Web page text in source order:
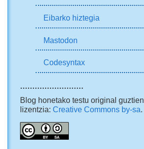
Eibarko hiztegia
Mastodon
Codesyntax
..........................
Blog honetako testu original guztien
lizentzia: Creative Commons by-sa.